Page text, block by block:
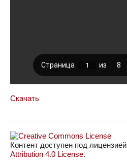
Скачать
Контент доступен под лицензией
Attribution 4.0 License.